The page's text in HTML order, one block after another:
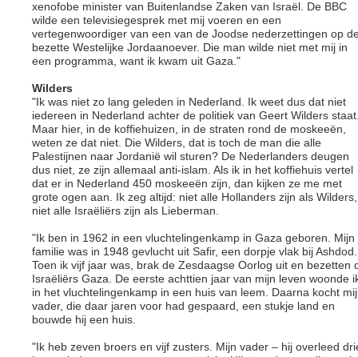
xenofobe minister van Buitenlandse Zaken van Israël. De BBC
wilde een televisiegesprek met mij voeren en een
vertegenwoordiger van een van de Joodse nederzettingen op
bezette Westelijke Jordaanoever. Die man wilde niet met mij in
een programma, want ik kwam uit Gaza."
Wilders
"Ik was niet zo lang geleden in Nederland. Ik weet dus dat niet
iedereen in Nederland achter de politiek van Geert Wilders
Maar hier, in de koffiehuizen, in de straten rond de moskeeën,
weten ze dat niet. Die Wilders, dat is toch de man die alle
Palestijnen naar Jordanië wil sturen? De Nederlanders deugen
dus niet, ze zijn allemaal anti-islam. Als ik in het koffiehuis vertel
dat er in Nederland 450 moskeeën zijn, dan kijken ze me met
grote ogen aan. Ik zeg altijd: niet alle Hollanders zijn als Wilders,
niet alle Israëliërs zijn als Lieberman.
"Ik ben in 1962 in een vluchtelingenkamp in Gaza geboren. Mijn
familie was in 1948 gevlucht uit Safir, een dorpje vlak bij Ashdod.
Toen ik vijf jaar was, brak de Zesdaagse Oorlog uit en bezetten
Israëliërs Gaza. De eerste achttien jaar van mijn leven woonde
in het vluchtelingenkamp in een huis van leem. Daarna kocht
vader, die daar jaren voor had gespaard, een stukje land en
bouwde hij een huis.
"Ik heb zeven broers en vijf zusters. Mijn vader – hij overleed